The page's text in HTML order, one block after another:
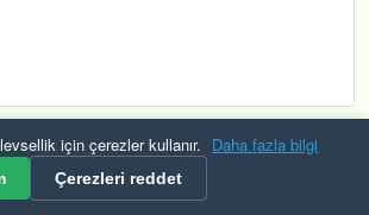
için çerezler kullanır. Daha fazla bilgi
Çerezleri reddet
ve ŞartlarGizlilikGüvenlikKVKKÇerezler
Tüm hakları saklıdır. Bulana çerek altın veriyoruz.🟡